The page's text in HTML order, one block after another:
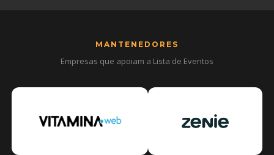
MANTENEDORES
Empresas que apoiam a Lista de Eventos